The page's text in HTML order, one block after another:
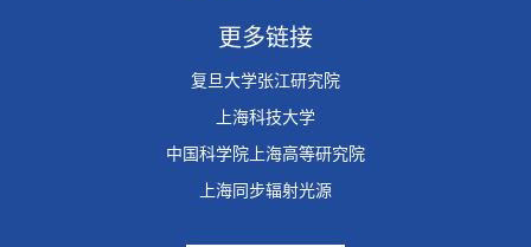
更多链接
复旦大学张江研究院
上海科技大学
中国科学院上海高等研究院
上海同步辐射光源